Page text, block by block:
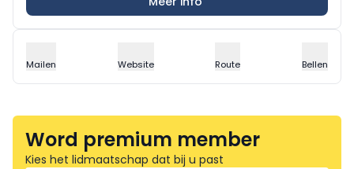
Mailen Website Route Bellen
Word premium member
Kies het lidmaatschap dat bij u past